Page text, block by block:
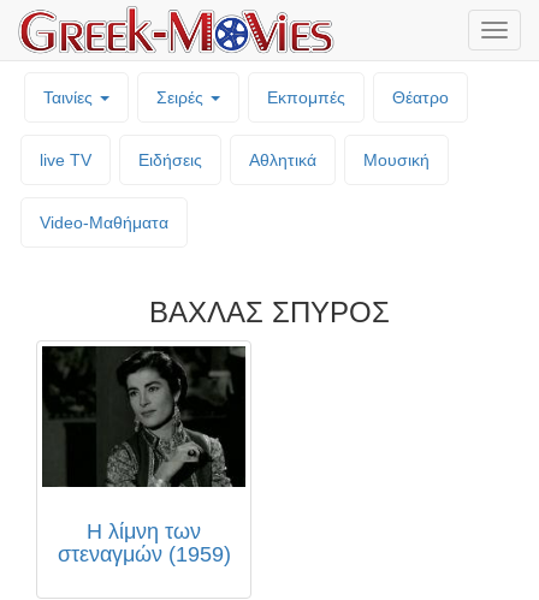
Ταινίες Σειρές Εκπομπές Θέατρο
live TV Ειδήσεις Αθλητικά Μουσική
Video-Mαθήματα
ΒΑΧΛΑΣ ΣΠΥΡΟΣ
Η λίμνη των
στεναγμών (1959)